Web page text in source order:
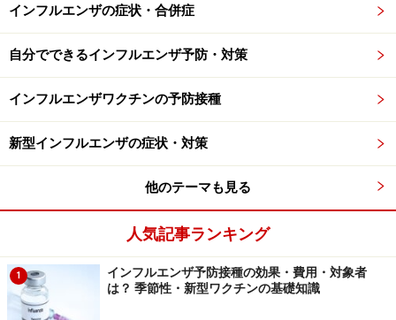
かの判定はその年の流行が終わらないとできません。
集団感染の予防に咳エチケット
ティッシュペーパーはウイルスだらけ！
ウイルス保有者の意識も大切です。咳エチケットに含ま
れますが、鼻をかんだ場合や咳をした時の、ティッシュ
ペーパーの処理と手洗いが重要です。ウイルス保有者か
分からない場合も、各自がティッシュペーパーを直接に
インフルエンザの症状・合併症
自分でできるインフルエンザ予防・対策
インフルエンザワクチンの予防接種
新型インフルエンザの症状・対策
他のテーマも見る
人気記事ランキング
1
インフルエンザ予防接種の効果・費用・対象者
は？ 季節性・新型ワクチンの基礎知識